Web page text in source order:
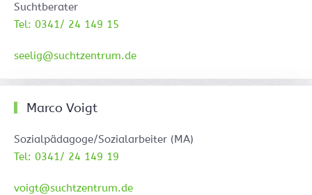
Suchtberater
Tel: 0341/ 24 149 15
seelig@suchtzentrum.de
Marco Voigt
Sozialpädagoge/Sozialarbeiter (MA)
Tel: 0341/ 24 149 19
voigt@suchtzentrum.de